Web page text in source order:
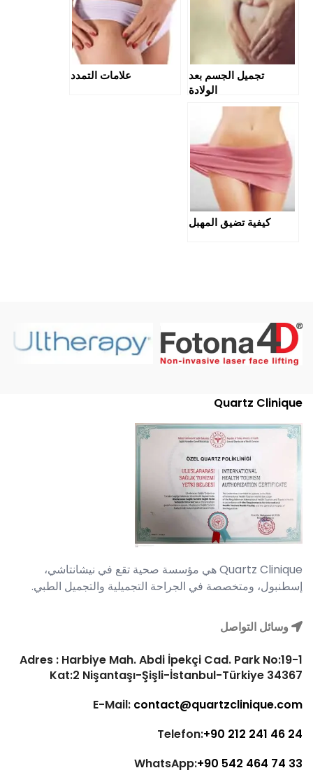
تجميل الجسم بعد
الولادة
علامات التمدد
كيفية تضيق المهبل
Quartz Clinique
Quartz Clinique هي مؤسسة صحية تقع في نيشانتاشي،
إسطنبول، ومتخصصة في الجراحة التجميلية والتجميل الطبي.
وسائل التواصل
Adres : Harbiye Mah. Abdi İpekçi Cad. Park No:19-1
Kat:2 Nişantaşı-Şişli-İstanbul-Türkiye 34367
E-Mail: contact@quartzclinique.com
Telefon:+90 212 241 46 24
WhatsApp:+90 542 464 74 33